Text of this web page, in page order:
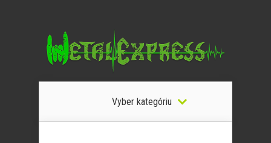
Vyber kategóriu